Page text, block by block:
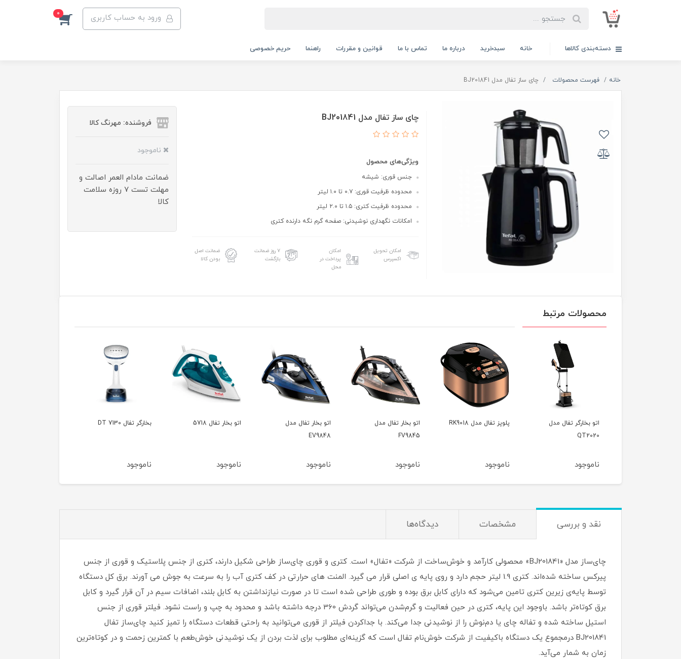
ورود به حساب کاربری 0
دسته‌بندی کالاها خانه سبدخرید درباره ما تماس با ما قوانین و مقررات راهنما حریم خصوصی
خانه فهرست محصولات چای ساز تفال مدل BJ201841
چای ساز تفال مدل BJ201841
ویژگی‌های محصول
جنس قوری: شیشه
محدوده ظرفیت قوری: ۰.۷ تا ۱.۰ لیتر
محدوده ظرفیت کتری: ۱.۵ تا ۲.۰ لیتر
امکانات نگهداری نوشیدنی: صفحه گرم نگه دارنده کتری
امکان تحویل
اکسپرس
امکان
پرداخت در
محل
۷ روز ضمانت
بازگشت
ضمانت اصل
بودن کالا
فروشنده: مهرنگ کالا
ناموجود
ضمانت مادام العمر اصالت و
مهلت تست ۷ روزه سلامت
کالا
محصولات مرتبط
پلوپز تفال مدل RK9018
ناموجود
اتو بخار تفال مدل
ناموجود
اتو بخار تفال مدل
EV9848
ناموجود
اتو بخار تفال 5718
ناموجود
بخارگر تفال DT 7130
ناموجود
اتو بخارگر ایستاده تفال
ناموجود
نقد و بررسی مشخصات دیدگاه‌ها
چای‌ساز مدل «BJ201841» محصولی کارآمد و خوش‌ساخت از شرکت «تفال» است. کتری و قوری چای‌ساز طراحی شکیل دارند، کتری از جنس پلاستیک و قوری از جنس
پیرکس ساخته شده‌اند. کتری 1.9 لیتر حجم دارد و روی پایه ی اصلی قرار می گیرد. المنت های حرارتی در کف کتری آب را به سرعت به جوش می آورند. برق کل دستگاه
توسط پایه‌ی زیرین کتری تامین می‌شود که دارای کابل برق بوده و طوری طراحی‌ شده است تا در صورت نیازنداشتن به کابل بلند، اضافات سیم در آن قرار گیرد و کابل
برق کوتاه‌تر باشد. باوجود این پایه، کتری در حین فعالیت و گرم‌شدن می‌تواند گردش 360 درجه داشته باشد و محدود به چپ و راست نشود. فیلتر قوری از جنس
استیل ساخته شده و تفاله چای یا دم‌نوش را از نوشیدنی جدا می‌کند. با جداکردن فیلتر از قوری می‌توانید به راحتی قطعات دستگاه را تمیز کنید چای‌ساز تفال
BJ201841 درمجموع یک دستگاه باکیفیت از شرکت خوش‌نام تفال است که گزینه‌ای مطلوب برای لذت بردن از یک نوشیدنی خوش‌طعم با کمترین زحمت و در کوتاه‌ترین
زمان به شمار می‌آید.